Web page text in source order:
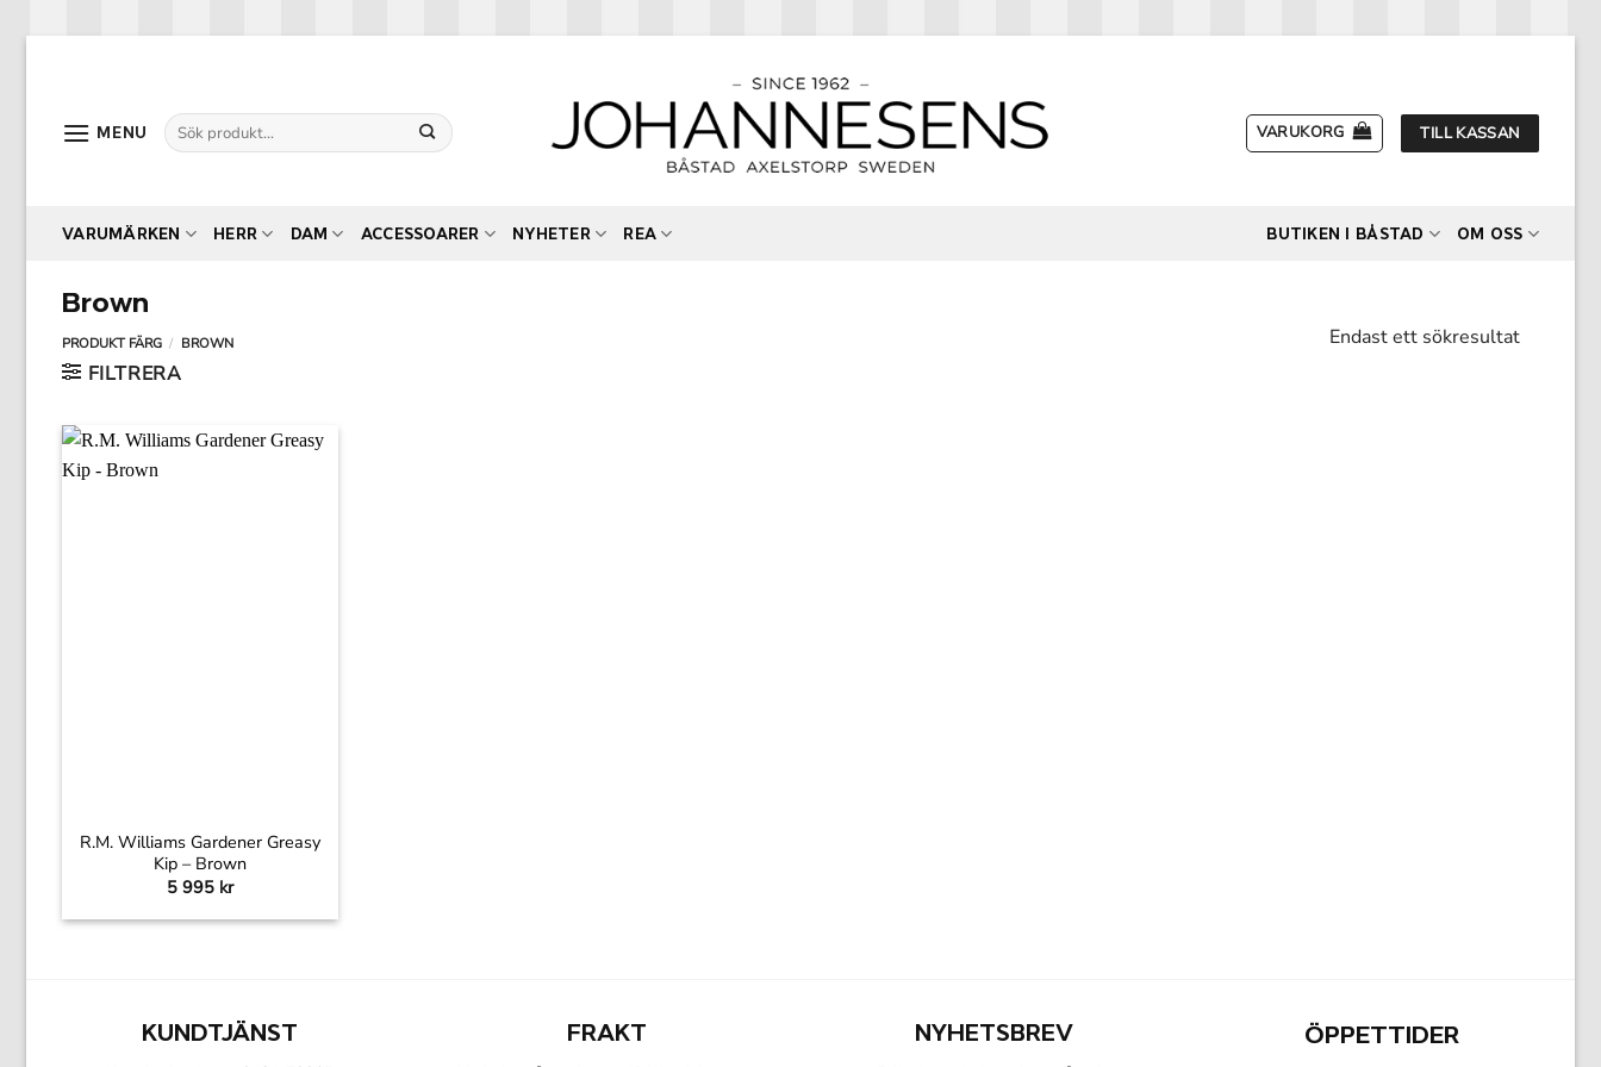
MENU
Sök
efter:
VARUKORG TILL KASSAN
VARUMÄRKEN HERR DAM ACCESSOARER NYHETER REA BUTIKEN I BÅSTAD OM OSS
Brown
PRODUKT FÄRG / BROWN
FILTRERA
Endast ett sökresultat
R.M. Williams Gardener Greasy
Kip – Brown
5 995 kr
KUNDTJÄNST FRAKT NYHETSBREV ÖPPETTIDER